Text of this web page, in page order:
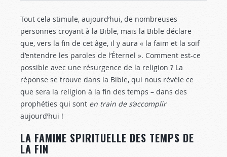
Tout cela stimule, aujourd’hui, de nombreuses
personnes croyant à la Bible, mais la Bible déclare
que, vers la fin de cet âge, il y aura « la faim et la soif
d’entendre les paroles de l’Éternel ». Comment est-ce
possible avec une résurgence de la religion ? La
réponse se trouve dans la Bible, qui nous révèle ce
que sera la religion à la fin des temps – dans des
prophéties qui sont en train de s’accomplir
aujourd’hui !
LA FAMINE SPIRITUELLE DES TEMPS DE
LA FIN